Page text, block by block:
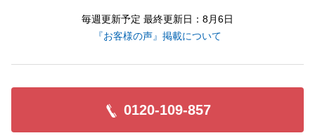
毎週更新予定 最終更新日：8月6日
『お客様の声』掲載について
0120-109-857